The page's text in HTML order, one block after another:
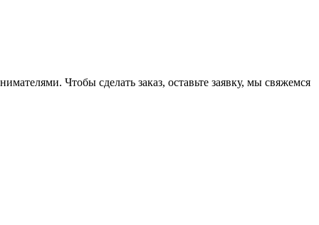
Чтобы сделать заказ, оставьте заявку, мы свяжемся